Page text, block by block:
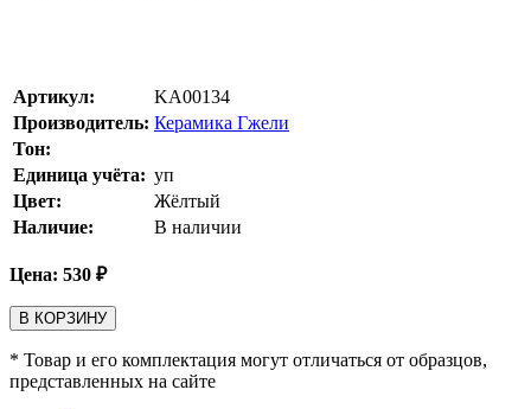
Артикул:
KA00134
Производитель: Керамика Гжели
Тон:
Единица учёта: уп
Цвет:
Жёлтый
Наличие:
В наличии
Цена: 530 ₽
В КОРЗИНУ
* Товар и его комплектация могут отличаться от образцов,
представленных на сайте